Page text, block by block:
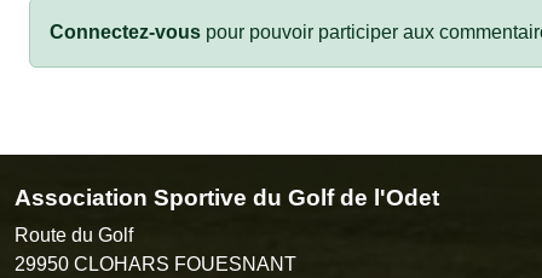
Connectez-vous pour pouvoir participer aux
Association Sportive du Golf de l'Odet
Route du Golf
29950 CLOHARS FOUESNANT